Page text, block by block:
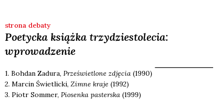
strona debaty
Poetycka książka trzydziestolecia:
wprowadzenie
1. Boh­dan Zadu­ra, Prze­świe­tlo­ne zdję­cia (1990)
2. Mar­cin Świe­tlic­ki, Zim­ne kra­je (1992)
3. Piotr Som­mer, Pio­sen­ka paster­ska (1999)